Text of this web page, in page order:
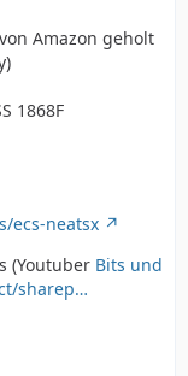
Amazon geholt
1868F
ecs-neatsx
(Youtuber Bits und
sharep…